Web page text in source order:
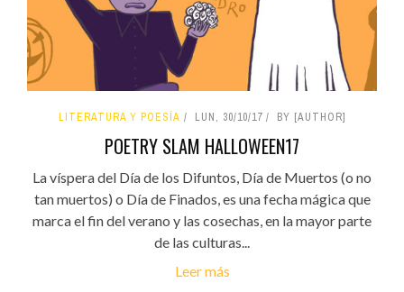
LITERATURA Y POESÍA LUN, 30/10/17 BY [AUTHOR]
POETRY SLAM HALLOWEEN17
La víspera del Día de los Difuntos, Día de Muertos (o no
tan muertos) o Día de Finados, es una fecha mágica que
marca el fin del verano y las cosechas, en la mayor parte
de las culturas...
Leer más